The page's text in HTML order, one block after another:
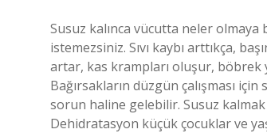
Susuz kalınca vücutta neler
istemezsiniz. Sıvı kaybı arttıkça,
artar, kas krampları oluşur, böbrek
Bağırsakların düzgün çalışması
sorun haline gelebilir. Susuz kalmak
Dehidratasyon küçük çocuklar ve